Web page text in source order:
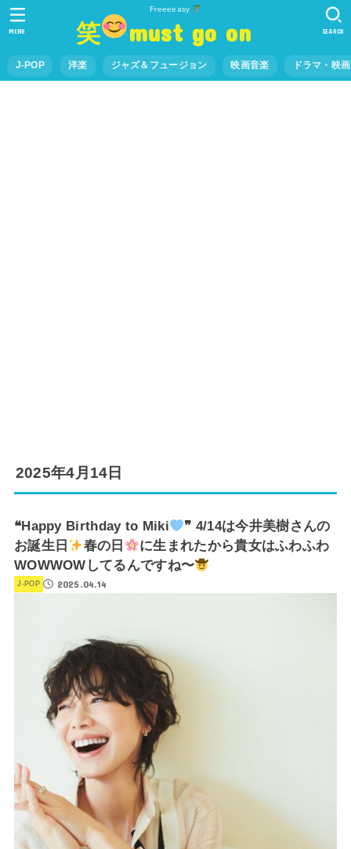
Freeeeasy
笑 must go on
J-POP 洋楽 ジャズ＆フュージョン 映画音楽 ドラマ・映
SEARCH
MENU
2025年4月14日
❝Happy Birthday to Miki
❞ 4/14は今井美樹さんの
お誕生日
春の日
に生まれたから貴女はふわふわ
WOWWOWしてるんですね〜
J-POP 2025.04.14